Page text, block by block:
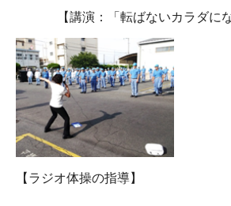
【講演：「転ばないカラダに
【ラジオ体操の指導】